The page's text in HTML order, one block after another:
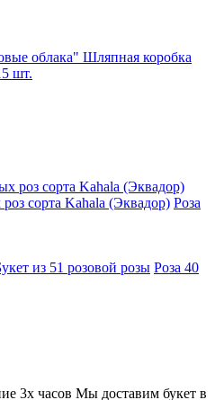
Шляпная коробка
шт.
сорта Kahala (Эквадор) Роза
из 51 розовой розы Роза 40
3х часов Мы доставим букет в